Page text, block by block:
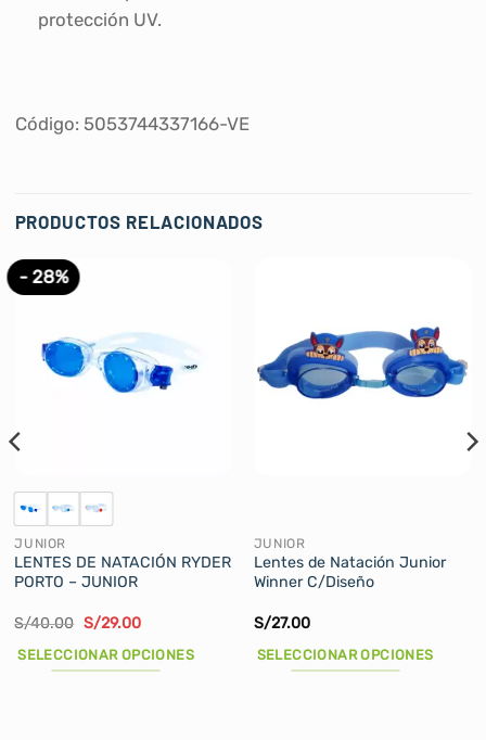
protección UV.
Código: 5053744337166-VE
PRODUCTOS RELACIONADOS
- 28%
JUNIOR
LENTES DE NATACIÓN RYDER
PORTO – JUNIOR
S/40.00 El
original
era:
S/29.00El
actual
es:
SELECCIONAR OPCIONES
JUNIOR
Lentes de Natación Junior
Winner C/Diseño
S/27.00
SELECCIONAR OPCIONES